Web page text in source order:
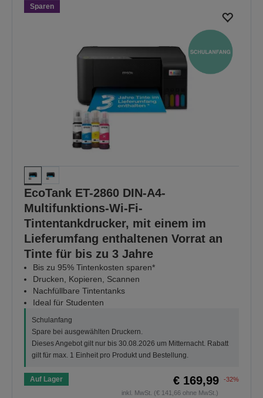
Sparen
EcoTank ET-2860 DIN-A4-
Multifunktions-Wi-Fi-
Tintentankdrucker, mit einem im
Lieferumfang enthaltenen Vorrat an
Tinte für bis zu 3 Jahre
Bis zu 95% Tintenkosten sparen*
Drucken, Kopieren, Scannen
Nachfüllbare Tintentanks
Ideal für Studenten
Schulanfang
Spare bei ausgewählten Druckern.
Dieses Angebot gilt nur bis 30.08.2026 um Mitternacht. Rabatt
gilt für max. 1 Einheit pro Produkt und Bestellung.
Auf Lager € 169,99
-32%
inkl. MwSt. (€ 141,66 ohne MwSt.)